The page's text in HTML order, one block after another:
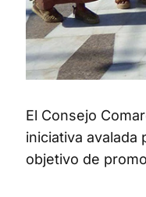
El Consejo
iniciativa avalada
objetivo de